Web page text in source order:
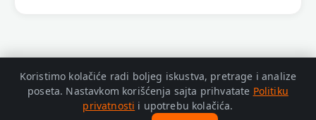
© 2026 Zaječar Info. Adresa: Trg Oslobođenja bb, Zaječar.
Koristimo kolačiće radi boljeg iskustva, pretrage i analize
poseta. Nastavkom korišćenja sajta prihvatate Politiku
privatnosti i upotrebu kolačića.